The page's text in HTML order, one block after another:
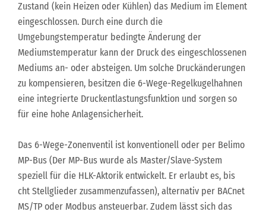
Zustand (kein Heizen oder Kühlen) das Medium im Element
eingeschlossen. Durch eine durch die
Umgebungstemperatur bedingte Änderung der
Mediumstemperatur kann der Druck des eingeschlossenen
Mediums an- oder absteigen. Um solche Druckänderungen
zu kompensieren, besitzen die 6-Wege-Regelkugelhahnen
eine integrierte Druckentlastungsfunktion und sorgen so
für eine hohe Anlagensicherheit.
Das 6-Wege-Zonenventil ist konventionell oder per Belimo
MP-Bus (Der MP-Bus wurde als Master/Slave-System
speziell für die HLK-Aktorik entwickelt. Er erlaubt es, bis
cht Stellglieder zusammenzufassen), alternativ per BACnet
MS/TP oder Modbus ansteuerbar. Zudem lässt sich das